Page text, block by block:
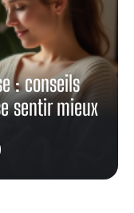
: conseils
sentir mieux